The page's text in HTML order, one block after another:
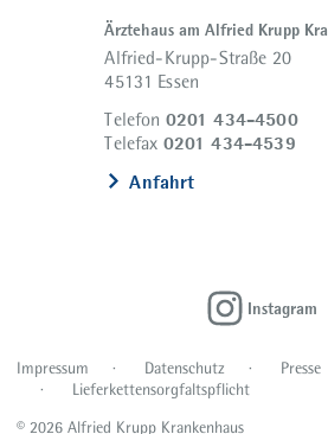
Ärztehaus am Alfried Krupp
Alfried-Krupp-Straße 20
45131 Essen
Telefon 0201 434-4500
Telefax 0201 434-4539
Anfahrt
© 2026 Alfried Krupp Krankenhaus
Impressum Datenschutz Presse
Lieferkettensorgfaltspflicht
Instagram